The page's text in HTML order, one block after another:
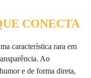
CONECTA
característica rara em
Ao
e de forma direta,